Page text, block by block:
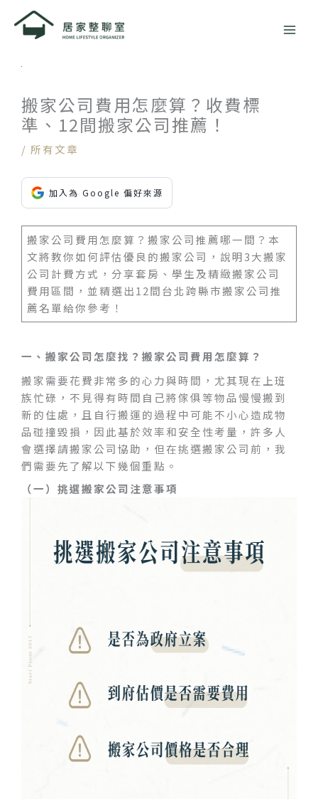
搬家公司費用怎麼算？收費標
準、12間搬家公司推薦！
/ 所有文章
加入為 Google 偏好來源
搬家公司費用怎麼算？搬家公司推薦哪一間？本
文將教你如何評估優良的搬家公司，說明3大搬家
公司計費方式，分享套房、學生及精緻搬家公司
費用區間，並精選出12間台北跨縣市搬家公司推
薦名單給你參考！
一、搬家公司怎麼找？搬家公司費用怎麼算？
搬家需要花費非常多的心力與時間，尤其現在上班
族忙碌，不見得有時間自己將傢俱等物品慢慢搬到
新的住處，且自行搬運的過程中可能不小心造成物
品碰撞毀損，因此基於效率和安全性考量，許多人
會選擇請搬家公司協助，但在挑選搬家公司前，我
們需要先了解以下幾個重點。
（一）挑選搬家公司注意事項